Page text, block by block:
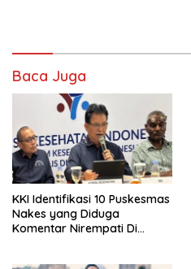
Baca Juga
KKI Identifikasi 10 Puskesmas
Nakes yang Diduga
Komentar Nirempati Di